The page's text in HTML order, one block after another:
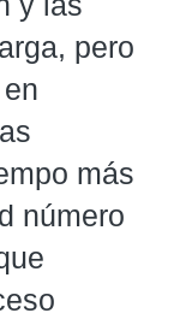
pero
más
número